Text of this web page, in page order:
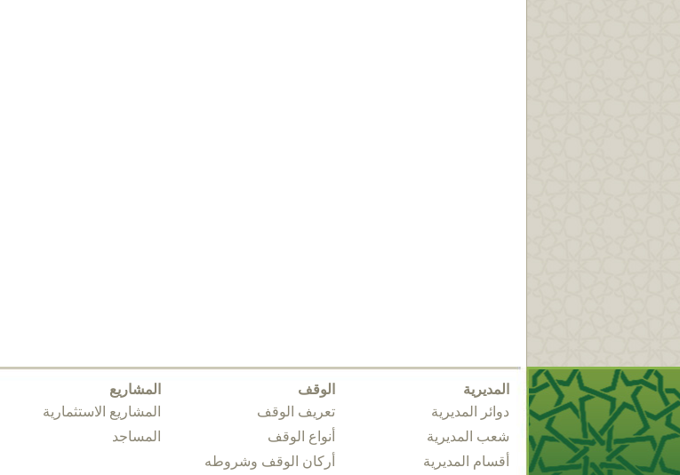
المديرية
دوائر المديرية
شعب المديرية
أقسام المديرية
الوقف
تعريف الوقف
أنواع الوقف
أركان الوقف وشروطه
المشاريع
المشاريع الاستثمارية
المساجد